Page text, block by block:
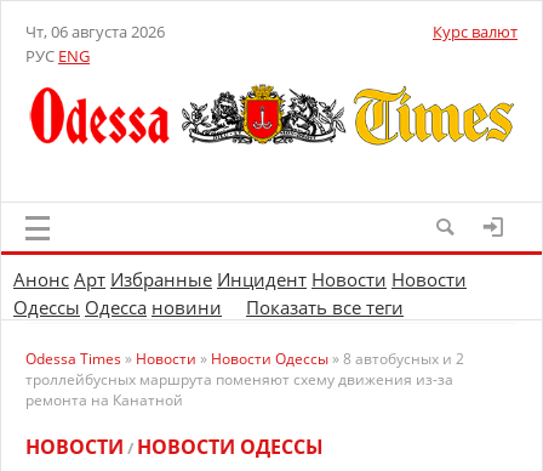
Чт, 06 августа 2026
РУС ENG
Курс валют
Анонс Арт Избранные Инцидент Новости Новости
Одессы Одесса новини Показать все теги
Odessa Times» Новости » Новости Одессы» 8 автобусных и 2
троллейбусных маршрута поменяют схему движения из-за
ремонта на Канатной
НОВОСТИ / НОВОСТИ ОДЕССЫ